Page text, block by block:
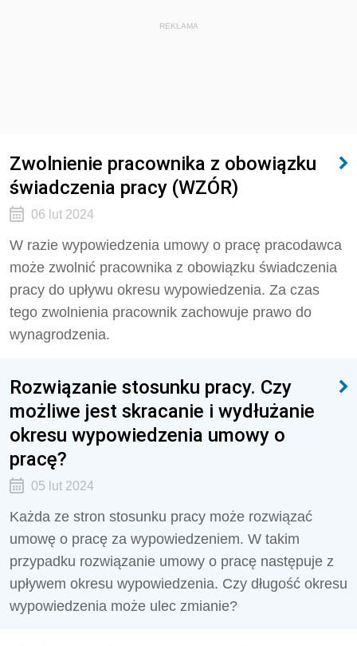
REKLAMA
Zwolnienie pracownika z obowiązku
świadczenia pracy (WZÓR)
06 lut 2024
W razie wypowiedzenia umowy o pracę pracodawca
może zwolnić pracownika z obowiązku świadczenia
pracy do upływu okresu wypowiedzenia. Za czas
tego zwolnienia pracownik zachowuje prawo do
wynagrodzenia.
Rozwiązanie stosunku pracy. Czy
możliwe jest skracanie i wydłużanie
okresu wypowiedzenia umowy o
pracę?
05 lut 2024
Każda ze stron stosunku pracy może rozwiązać
umowę o pracę za wypowiedzeniem. W takim
przypadku rozwiązanie umowy o pracę następuje z
upływem okresu wypowiedzenia. Czy długość okresu
wypowiedzenia może ulec zmianie?